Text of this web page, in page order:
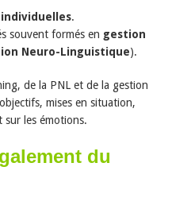
individuelles.
souvent formés en gestion
Neuro-Linguistique).
de la PNL et de la gestion
mises en situation,
sur les émotions.
du